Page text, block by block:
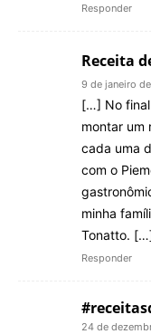
Responder
Receita
9 de janeiro
[…] No final
montar um
cada uma
com o
minha
Tonatto.
Responder
24 de